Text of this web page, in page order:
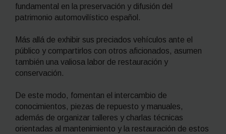
fundamental en la preservación y difusión del
patrimonio automovilístico español.
Más allá de exhibir sus preciados vehículos ante el
público y compartirlos con otros aficionados, asumen
también una valiosa labor de restauración y
conservación.
De este modo, fomentan el intercambio de
conocimientos, piezas de repuesto y manuales,
además de organizar talleres y charlas técnicas
orientadas al mantenimiento y la restauración de estos